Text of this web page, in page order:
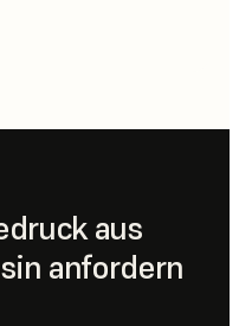
aus
anfordern